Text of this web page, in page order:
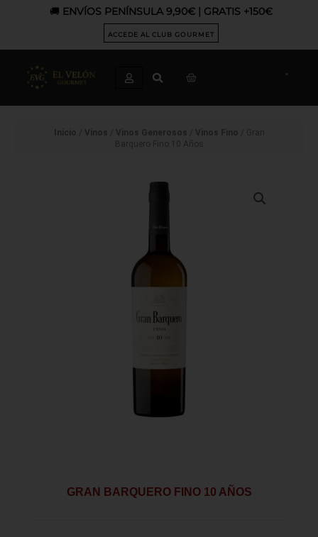
🚚 ENVÍOS PENÍNSULA 9,90€ | GRATIS +150€
ACCEDE AL CLUB GOURMET
CART
Inicio Vinos Vinos Generosos Vinos Fino
/ Gran
Barquero Fino 10 Años
GRAN BARQUERO FINO 10 AÑOS